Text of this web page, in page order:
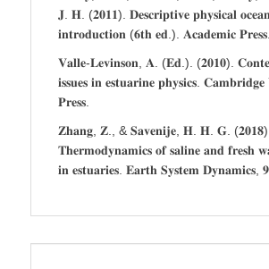
𝐉. 𝐇. (𝟐𝟎𝟏𝟏). 𝐃𝐞𝐬𝐜𝐫𝐢𝐩𝐭𝐢𝐯𝐞 𝐩𝐡𝐲𝐬𝐢𝐜𝐚𝐥
𝐢𝐧𝐭𝐫𝐨𝐝𝐮𝐜𝐭𝐢𝐨𝐧 (𝟔𝐭𝐡 𝐞𝐝.). 𝐀𝐜𝐚𝐝𝐞𝐦𝐢𝐜 𝐏𝐫𝐞𝐬𝐬.
𝐕𝐚𝐥𝐥𝐞-𝐋𝐞𝐯𝐢𝐧𝐬𝐨𝐧, 𝐀. (𝐄𝐝.). (𝟐𝟎𝟏𝟎).
𝐢𝐬𝐬𝐮𝐞𝐬 𝐢𝐧 𝐞𝐬𝐭𝐮𝐚𝐫𝐢𝐧𝐞 𝐩𝐡𝐲𝐬𝐢𝐜𝐬. 𝐂𝐚𝐦𝐛𝐫𝐢𝐝𝐠𝐞
𝐏𝐫𝐞𝐬𝐬.
𝐙𝐡𝐚𝐧𝐠, 𝐙., & 𝐒𝐚𝐯𝐞𝐧𝐢𝐣𝐞, 𝐇. 𝐇. 𝐆. (𝟐𝟎𝟏𝟖).
𝐓𝐡𝐞𝐫𝐦𝐨𝐝𝐲𝐧𝐚𝐦𝐢𝐜𝐬 𝐨𝐟 𝐬𝐚𝐥𝐢𝐧𝐞 𝐚𝐧𝐝 𝐟𝐫𝐞𝐬𝐡
𝐢𝐧 𝐞𝐬𝐭𝐮𝐚𝐫𝐢𝐞𝐬. 𝐄𝐚𝐫𝐭𝐡 𝐒𝐲𝐬𝐭𝐞𝐦 𝐃𝐲𝐧𝐚𝐦𝐢𝐜𝐬,